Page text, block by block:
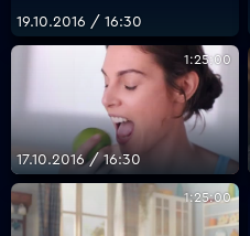
19.10.2016 / 16:30
1:25:00
17.10.2016 / 16:30
1:25:00